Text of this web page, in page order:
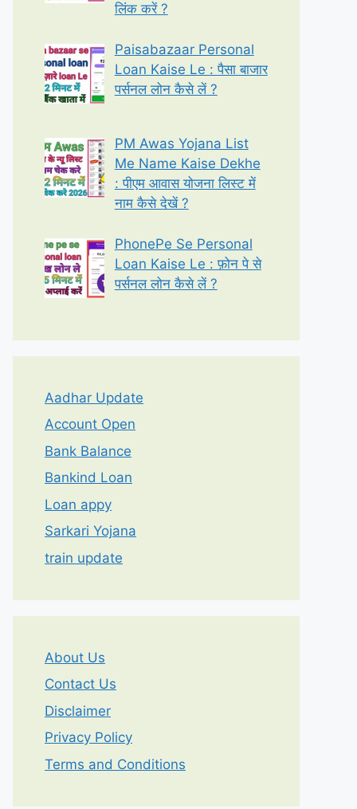
लिंक करें ?
Paisabazaar Personal
Loan Kaise Le : पैसा बाजार
पर्सनल लोन कैसे लें ?
PM Awas Yojana List
Me Name Kaise Dekhe
: पीएम आवास योजना लिस्ट में
नाम कैसे देखें ?
PhonePe Se Personal
Loan Kaise Le : फ़ोन पे से
पर्सनल लोन कैसे लें ?
Aadhar Update
Account Open
Bank Balance
Bankind Loan
Loan appy
Sarkari Yojana
train update
About Us
Contact Us
Disclaimer
Privacy Policy
Terms and Conditions